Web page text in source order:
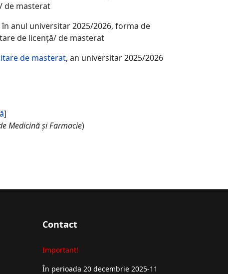
de masterat
anul universitar 2025/2026, forma de
de licenţă/ de masterat
de masterat, an universitar 2025/2026
]
Medicină și Farmacie)
Contact
Important!
În perioada 20 decembrie 2025-11